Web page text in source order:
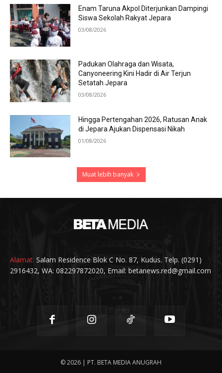
Enam Taruna Akpol Diterjunkan Dampingi
Siswa Sekolah Rakyat Jepara
03/08/2026
Padukan Olahraga dan Wisata,
Canyoneering Kini Hadir di Air Terjun
Setatah Jepara
03/08/2026
Hingga Pertengahan 2026, Ratusan Anak
di Jepara Ajukan Dispensasi Nikah
01/08/2026
Muat lebih banyak
Alamat: Salam Residence Blok C No. 87, Kudus. Telp. (0291)
2916432, WA: 082297872020, Email: betanews.red@gmail.com
© 2026 | PT. BETA MEDIA ANUGRAH